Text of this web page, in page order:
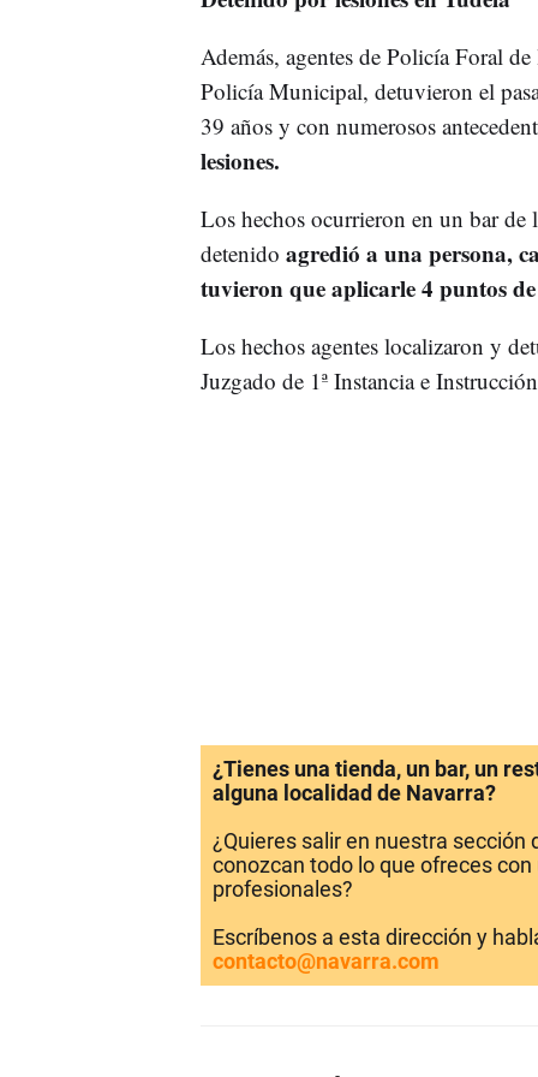
Además, agentes de Policía Foral
Policía Municipal, detuvieron el
39 años y con numerosos
lesiones.
Los hechos ocurrieron en un bar
detenido agredió a una persona,
tuvieron que aplicarle 4 puntos
Los hechos agentes localizaron y
Juzgado de 1ª Instancia e
¿Tienes una tienda, un bar, un
alguna localidad de Navarra?
¿Quieres salir en nuestra sección
conozcan todo lo que ofreces
profesionales?
Escríbenos a esta dirección y
contacto@navarra.com